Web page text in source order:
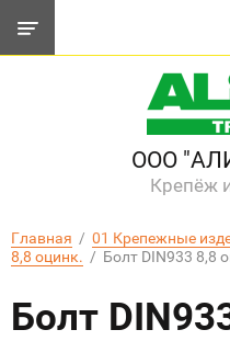
ООО
Крепёж
Главная
  /
01 Крепежные
8,8 оцинк.
/  Болт DIN933
Болт